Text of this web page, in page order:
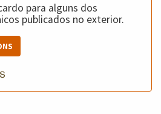
para alguns dos
publicados no exterior.